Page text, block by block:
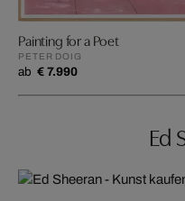
Painting for a Poet
PETER DOIG
ab € 7.990
Ed